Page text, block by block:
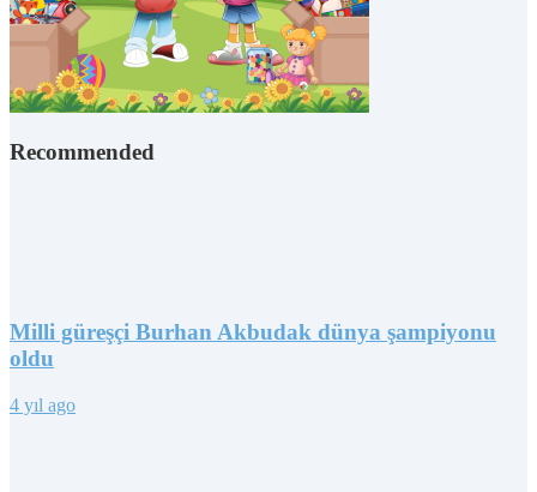
Recommended
Milli güreşçi Burhan Akbudak dünya şampiyonu
oldu
4 yıl ago